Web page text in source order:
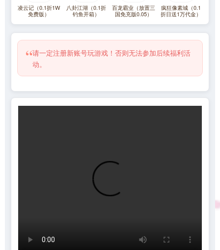
凌云记（0.1折1W
免费版）
八卦江湖（0.1折
钓鱼开箱）
百龙霸业（放置三
国免充版0.05）
疯狂像素城（0.1
折日送1万代金）
“请一定注册新账号玩游戏！否则无法参加后续福利活
动。